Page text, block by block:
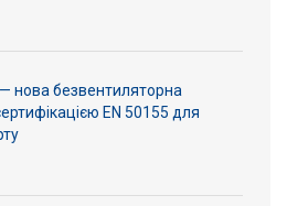
нова безвентиляторна
EN 50155 для